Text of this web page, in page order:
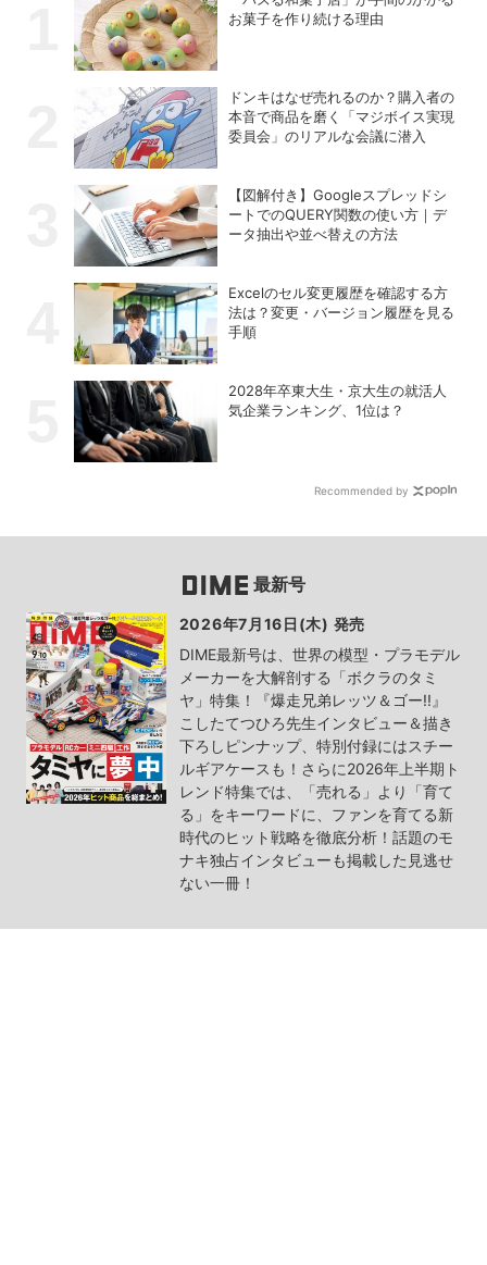
お菓子を作り続ける理由
ドンキはなぜ売れるのか？購入者の
本音で商品を磨く「マジボイス実現
委員会」のリアルな会議に潜入
【図解付き】Googleスプレッドシ
ートでのQUERY関数の使い方｜デ
ータ抽出や並べ替えの方法
Excelのセル変更履歴を確認する方
法は？変更・バージョン履歴を見る
手順
2028年卒東大生・京大生の就活人
気企業ランキング、1位は？
Recommended by
最新号
2026年7月16日(木) 発売
DIME最新号は、世界の模型・プラモデル
メーカーを大解剖する「ボクラのタミ
ヤ」特集！『爆走兄弟レッツ＆ゴー!!』
こしたてつひろ先生インタビュー＆描き
下ろしピンナップ、特別付録にはスチー
ルギアケースも！さらに2026年上半期ト
レンド特集では、「売れる」より「育て
る」をキーワードに、ファンを育てる新
時代のヒット戦略を徹底分析！話題のモ
ナキ独占インタビューも掲載した見逃せ
ない一冊！